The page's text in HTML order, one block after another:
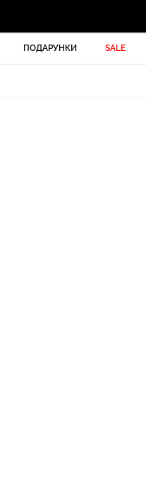
ПОДАРУНКИ SALE